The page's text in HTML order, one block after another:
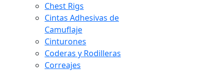
Chest Rigs
Cintas Adhesivas de
Camuflaje
Cinturones
Coderas y Rodilleras
Correajes